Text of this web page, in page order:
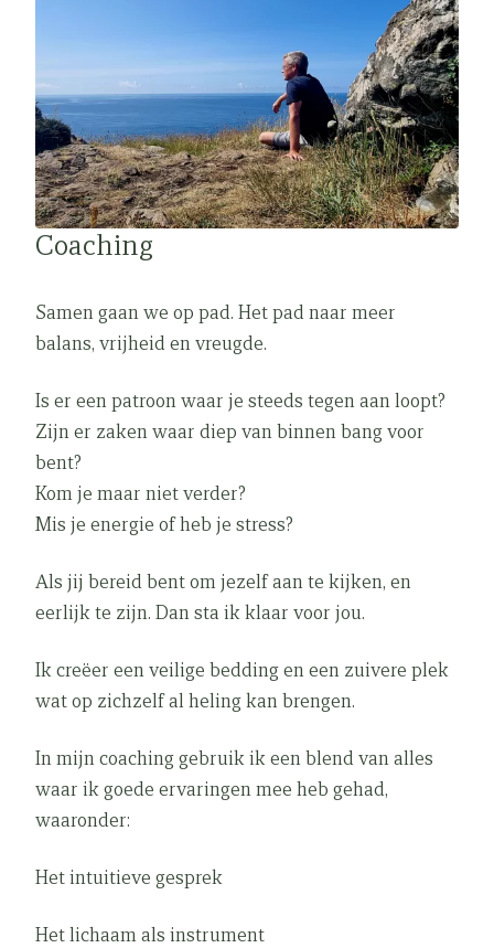
Coaching
Samen gaan we op pad. Het pad naar meer
balans, vrijheid en vreugde.
Is er een patroon waar je steeds tegen aan loopt?
Zijn er zaken waar diep van binnen bang voor
bent?
Kom je maar niet verder?
Mis je energie of heb je stress?
Als jij bereid bent om jezelf aan te kijken, en
eerlijk te zijn. Dan sta ik klaar voor jou.
Ik creëer een veilige bedding en een zuivere plek
wat op zichzelf al heling kan brengen.
In mijn coaching gebruik ik een blend van alles
waar ik goede ervaringen mee heb gehad,
waaronder:
Het intuitieve gesprek
Het lichaam als instrument